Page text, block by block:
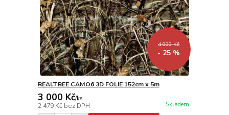
4 000 Kč
- 25 %
REALTREE CAMO6 3D FOLIE 152cm x 5m
3 000 Kč/ks
2 479 Kč bez DPH Skladem